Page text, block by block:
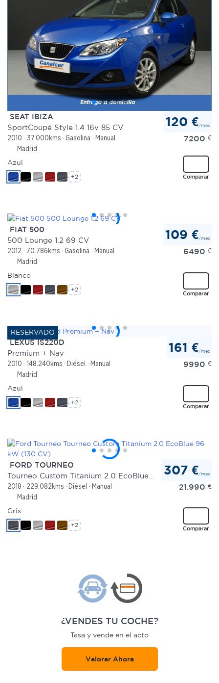
SEAT IBIZA
SportCoupé Style 1.4 16v 85 CV
2010 37.000kms Gasolina
Manual
Madrid
120 €/mes
7200 €
Comparar
Azul
+2
FIAT 500
500 Lounge 1.2 69 CV
2012 70.786kms Gasolina
Manual
Madrid
109 €/mes
6490 €
Comparar
Blanco
+2
LEXUS IS220D
Premium + Nav
2010 148.240kms Diésel
Manual
Madrid
161 €/mes
9990 €
Comparar
Azul
+2
FORD TOURNEO
2018 229.082kms Diésel
Manual
Madrid
307 €/mes
21.990 €
Comparar
Gris
+2
¿VENDES TU COCHE?
Tasa y vende en el acto
Valorar Ahora